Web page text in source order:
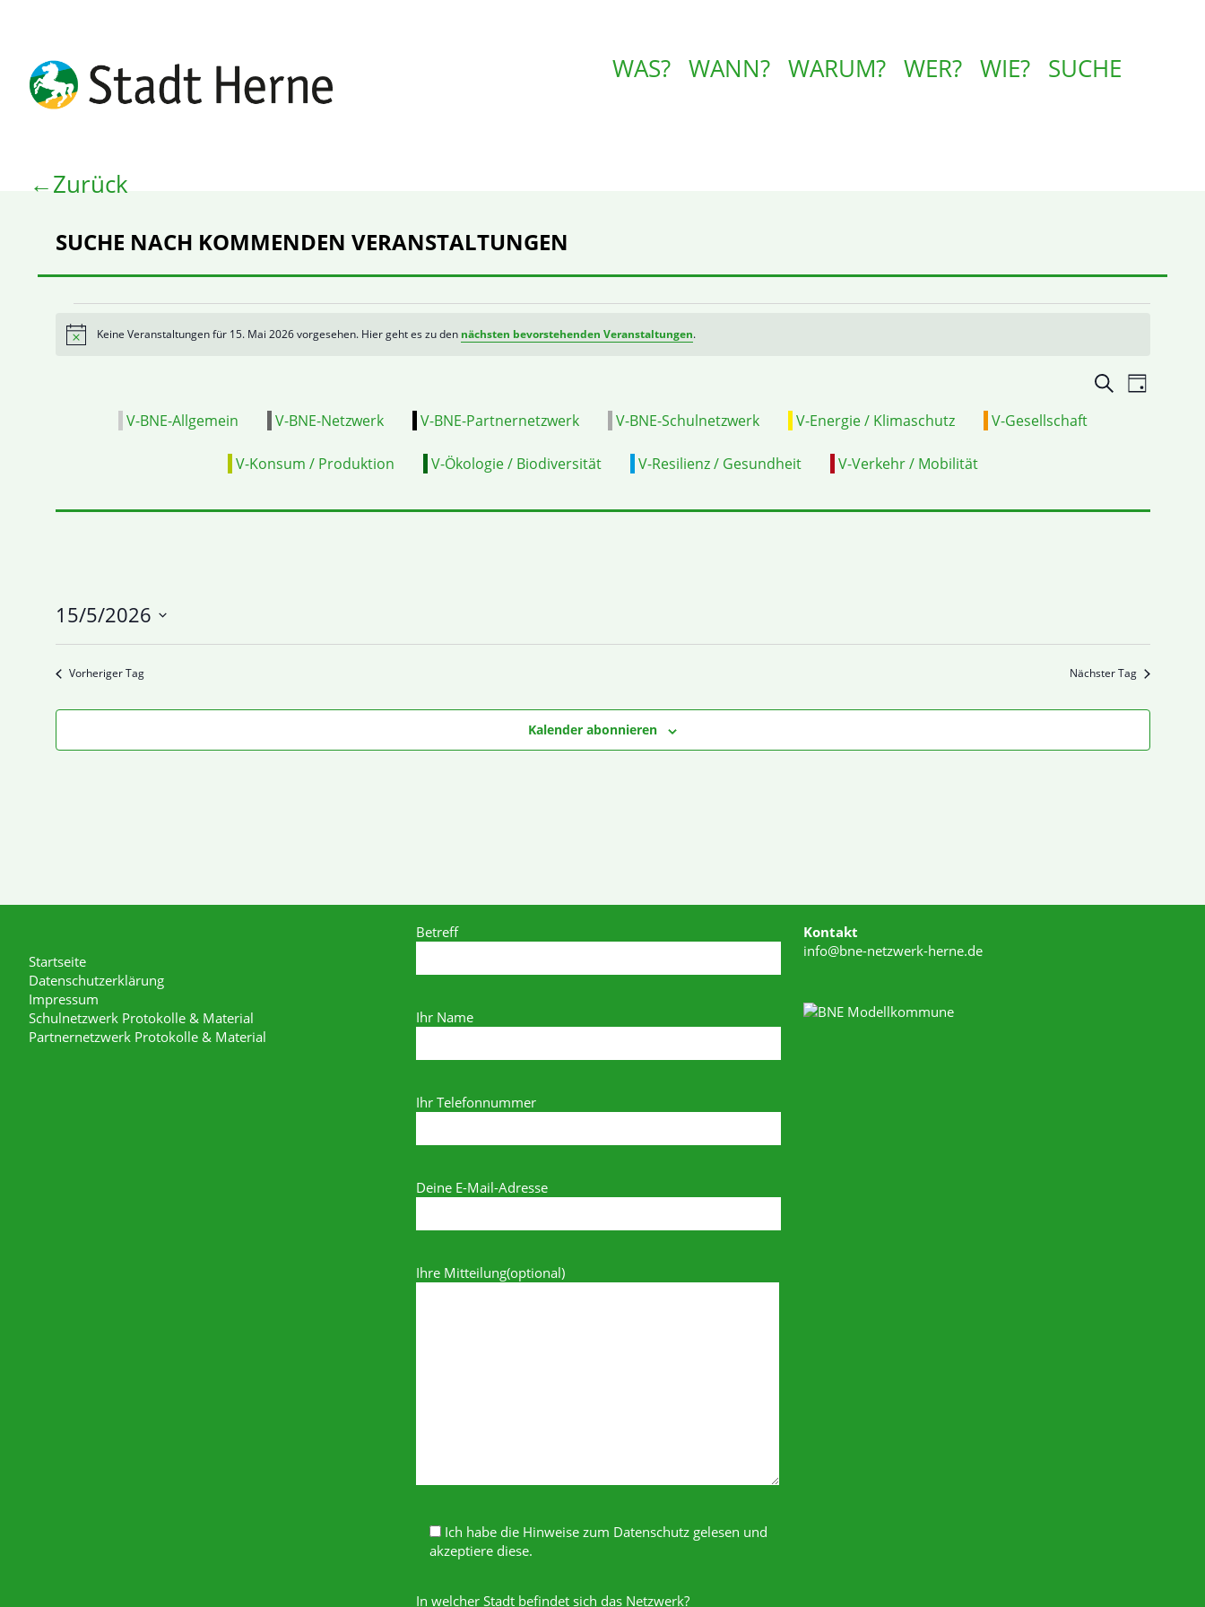
Zurück
WAS? WANN? WARUM? WER? WIE? SUCHE
SUCHE NACH KOMMENDEN VERANSTALTUNGEN
HinweisKeine Veranstaltungen für 15. Mai 2026 vorgesehen. Hier geht es zu den nächsten bevorstehenden Veranstaltungen.
SucheTag
V-BNE-Allgemein
V-BNE-Netzwerk V-BNE-Partnernetzwerk V-BNE-Schulnetzwerk V-Energie / Klimaschutz V-Gesellschaft
V-Konsum / Produktion V-Ökologie / Biodiversität V-Resilienz / Gesundheit V-Verkehr / Mobilität
15/5/2026
Datum
wählen.
Vorheriger Tag Nächster Tag
Kalender abonnieren
Startseite
Datenschutzerklärung
Impressum
Schulnetzwerk Protokolle & Material
Partnernetzwerk Protokolle & Material
Betreff
Ihr Name
Ihr Telefonnummer
Deine E-Mail-Adresse
Ihre Mitteilung(optional)
Ich habe die Hinweise zum Datenschutz gelesen und
akzeptiere diese.
In welcher Stadt befindet sich das Netzwerk?
Kontakt
info@bne-netzwerk-herne.de